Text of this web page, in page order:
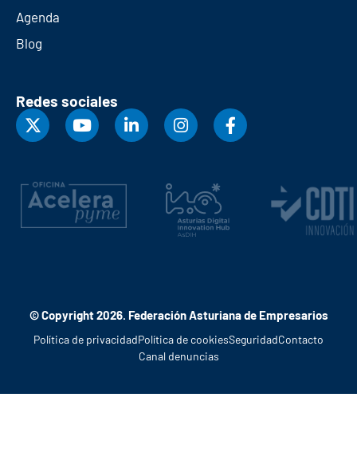
Agenda
Blog
Redes sociales
© Copyright 2026. Federación Asturiana de Empresarios
Política de privacidadPolítica de cookiesSeguridadContacto
Canal denuncias